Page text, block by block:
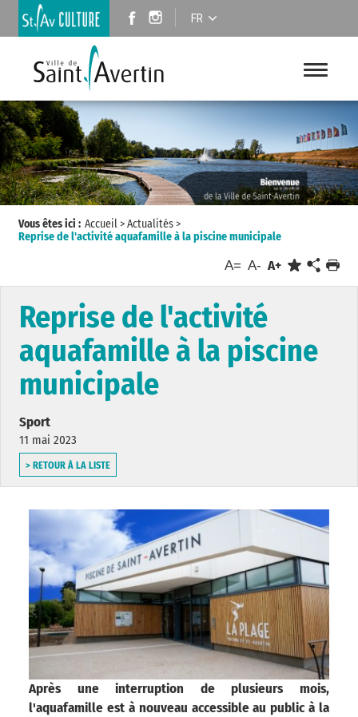
FR
Vous êtes ici : Accueil>Actualités>
Reprise de l'activité aquafamille à la piscine municipale
A= A- A+
Reprise de l'activité
aquafamille à la piscine
municipale
Sport
11 mai 2023
> RETOUR À LA LISTE
Après une interruption de plusieurs mois,
l'aquafamille est à nouveau accessible au public à la